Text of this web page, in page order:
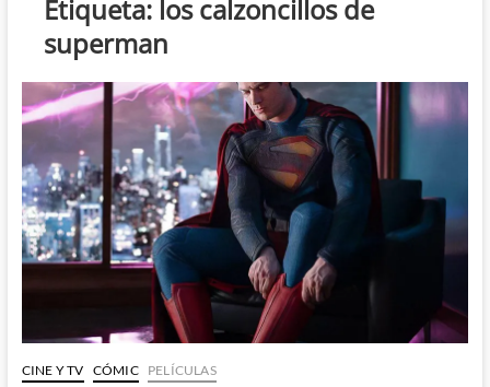
Etiqueta: los calzoncillos de
superman
CINE Y TV CÓMIC PELÍCULAS